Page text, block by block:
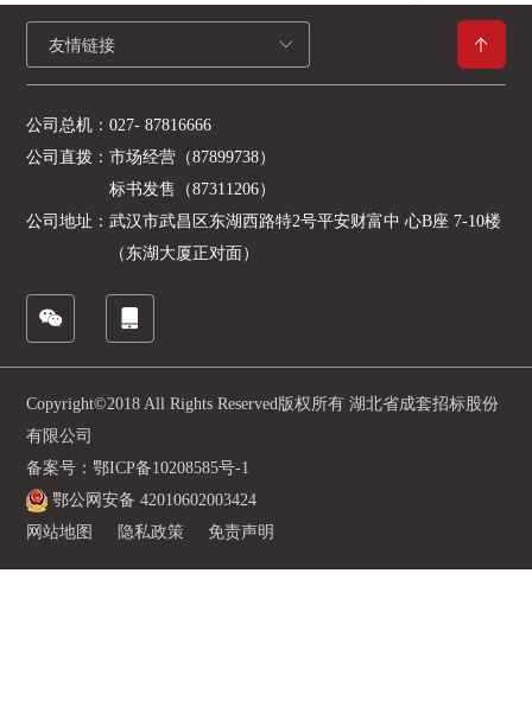
友情链接
公司总机：027- 87816666
公司直拨：市场经营（87899738）
标书发售（87311206）
公司地址：武汉市武昌区东湖西路特2号平安财富中 心B座 7-10楼
（东湖大厦正对面）
Copyright©2018 All Rights Reserved版权所有 湖北省成套招标股份
有限公司
备案号：鄂ICP备10208585号-1
鄂公网安备 42010602003424
网站地图
隐私政策 免责声明